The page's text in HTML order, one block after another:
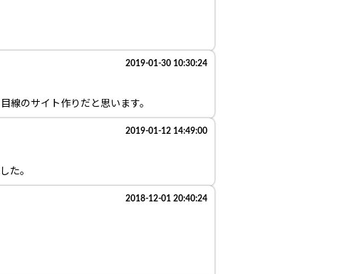
2019-01-30 10:30:24
線のサイト作りだと思います。
2019-01-12 14:49:00
た。
2018-12-01 20:40:24